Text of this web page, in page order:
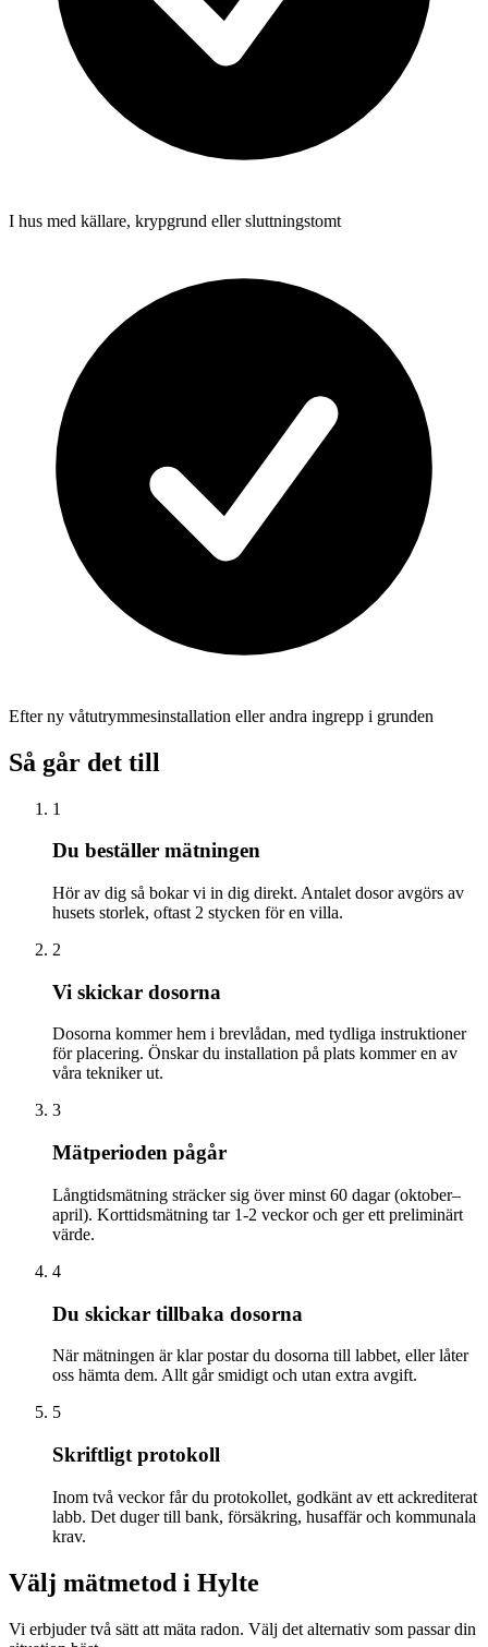
I hus med källare, krypgrund eller sluttningstomt
Efter ny våtutrymmesinstallation eller andra ingrepp i grunden
Så går det till
1
Du beställer mätningen
Hör av dig så bokar vi in dig direkt. Antalet dosor avgörs av
husets storlek, oftast 2 stycken för en villa.
2
Vi skickar dosorna
Dosorna kommer hem i brevlådan, med tydliga instruktioner
för placering. Önskar du installation på plats kommer en av
våra tekniker ut.
3
Mätperioden pågår
Långtidsmätning sträcker sig över minst 60 dagar (oktober–
april). Korttidsmätning tar 1-2 veckor och ger ett preliminärt
värde.
4
Du skickar tillbaka dosorna
När mätningen är klar postar du dosorna till labbet, eller låter
oss hämta dem. Allt går smidigt och utan extra avgift.
5
Skriftligt protokoll
Inom två veckor får du protokollet, godkänt av ett ackrediterat
labb. Det duger till bank, försäkring, husaffär och kommunala
krav.
Välj mätmetod i Hylte
Vi erbjuder två sätt att mäta radon. Välj det alternativ som passar din